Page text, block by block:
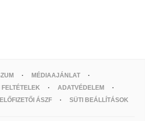
MÉDIAAJÁNLAT
ADATVÉDELEM
ELŐFIZETŐI ÁSZF SÜTI BEÁLLÍTÁSOK